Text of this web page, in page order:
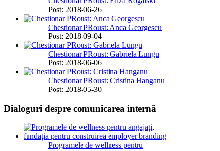
Post: 2018-06-26
Chestionar PRoust: Anca Georgescu
Post: 2018-09-04
Chestionar PRoust: Gabriela Lungu
Post: 2018-06-06
Chestionar PRoust: Cristina Hanganu
Post: 2018-05-30
Dialoguri despre comunicarea internă
Programele de wellness pentru